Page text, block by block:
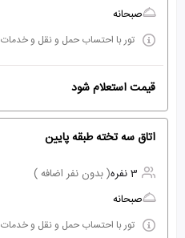
صبحانه
تور با احتساب حمل و نقل و خدمات
قیمت استعلام شود
اتاق سه تخته طبقه پایین
3 نفره
( بدون نفر اضافه )
صبحانه
تور با احتساب حمل و نقل و خدمات